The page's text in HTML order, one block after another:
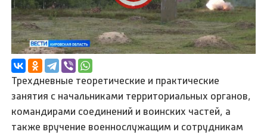
Трехдневные теоретические и практические
занятия с начальниками территориальных органов,
командирами соединений и воинских частей, а
также вручение военнослужащим и сотрудникам